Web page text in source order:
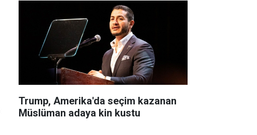
Trump, Amerika'da seçim kazanan
Müslüman adaya kin kustu